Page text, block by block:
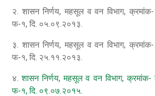
२. शासन निर्णय, महसूल व वन विभाग,
फ-१, दि. ०५.०९.२०१३.
३. शासन निर्णय, महसूल व वन विभाग,
फ-१, दि. २५.११.२०१३.
४.शासन निर्णय, महसूल व वन विभाग,
फ-१, दि. ०९.०७.२०१५.